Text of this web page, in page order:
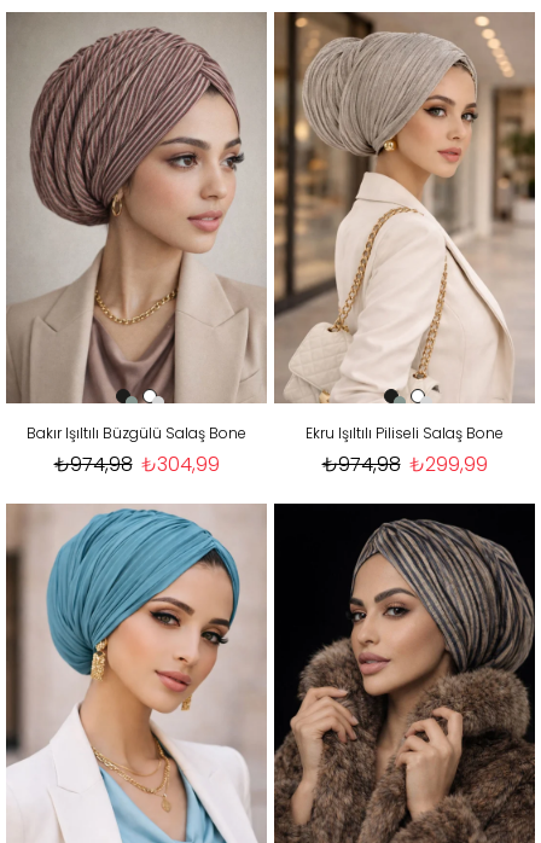
Bakır Işıltılı Büzgülü Salaş Bone
₺304,99
₺974,98
Ekru Işıltılı Piliseli Salaş Bone
₺299,99
₺974,98